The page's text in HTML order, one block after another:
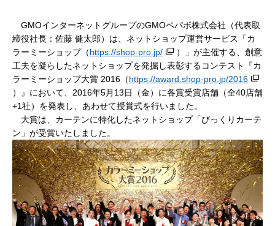
GMOインターネットグループのGMOペパボ株式会社（代表取
締役社長：佐藤 健太郎）は、ネットショップ運営サービス「カ
ラーミーショップ（https://shop-pro.jp/
）」が主催する、創意
工夫を凝らしたネットショップを発掘し表彰するコンテスト『カ
ラーミーショップ大賞 2016（https://award.shop-pro.jp/2016
）』において、2016年5月13日（金）に各賞受賞店舗（全40店舗
+1社）を発表し、あわせて授賞式を行いました。
大賞は、カーテンに特化したネットショップ「びっくりカーテ
ン」が受賞いたしました。